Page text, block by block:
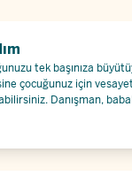
tek başınıza
çocuğunuz için
Danışman,
olacaktır.